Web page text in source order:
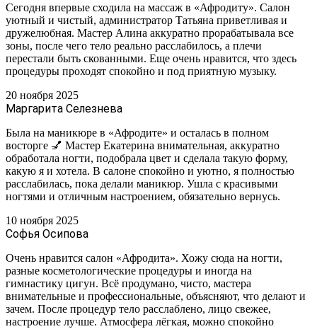
Сегодня впервые сходила на массаж в «Афродиту». Салон
уютный и чистый, администратор Татьяна приветливая и
дружелюбная. Мастер Алина аккуратно прорабатывала все
зоны, после чего тело реально расслабилось, а плечи
перестали быть скованными. Еще очень нравится, что здесь
процедуры проходят спокойно и под приятную музыку.
20 ноября 2025
Маргарита Селезнева
Была на маникюре в «Афродите» и осталась в полном
восторге 💅 Мастер Екатерина внимательная, аккуратно
обработала ногти, подобрала цвет и сделала такую форму,
какую я и хотела. В салоне спокойно и уютно, я полностью
расслабилась, пока делали маникюр. Ушла с красивыми
ногтями и отличным настроением, обязательно вернусь.
10 ноября 2025
Софья Осипова
Очень нравится салон «Афродита». Хожу сюда на ногти,
разные косметологические процедуры и иногда на
гимнастику цигун. Всё продумано, чисто, мастера
внимательные и профессиональные, объясняют, что делают и
зачем. После процедур тело расслаблено, лицо свежее,
настроение лучше. Атмосфера лёгкая, можно спокойно